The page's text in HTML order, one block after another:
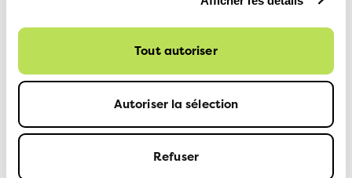
Tout autoriser
Autoriser la sélection
Refuser
« Vivant à quelques centaines de mètres de la sortie de
Crissier, je ne peux pas concevoir que ce méga-projet
autoroutier réduise le trafic dans le district. Ce qu’il faut,
c’est moins de véhicules – il n’y a pas d’autres solutions,
tout le reste n’est que de la poudre aux yeux
Oriane Sarrasin, co-présidente de la section vaudoise de
l’ATE.